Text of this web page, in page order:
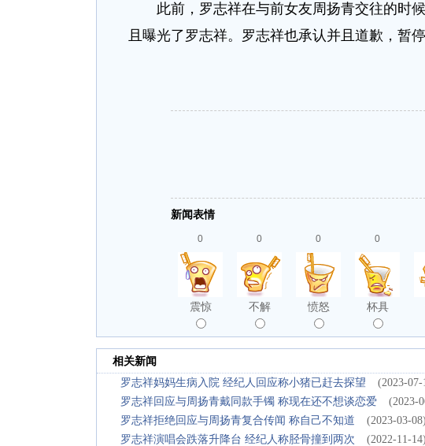
此前，罗志祥在与前女友周扬青交往的时候
且曝光了罗志祥。罗志祥也承认并且道歉，暂
新闻表情
0
震惊
0
不解
0
愤怒
0
杯具
相关新闻
罗志祥妈妈生病入院 经纪人回应称小猪已赶去探望
(2023-07-
罗志祥回应与周扬青戴同款手镯 称现在还不想谈恋爱
(2023-
罗志祥拒绝回应与周扬青复合传闻 称自己不知道
(2023-03-08)
罗志祥演唱会跌落升降台 经纪人称胫骨撞到两次
(2022-11-14)